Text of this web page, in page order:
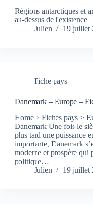
Régions antarctiques et
au-dessus de l'existence
Julien
19 juillet
Fiche pays
Danemark – Europe –
Home > Fiches pays >
Danemark Une fois le
plus tard une puissance
importante, Danemark
moderne et prospère qui
politique…
Julien
19 juillet